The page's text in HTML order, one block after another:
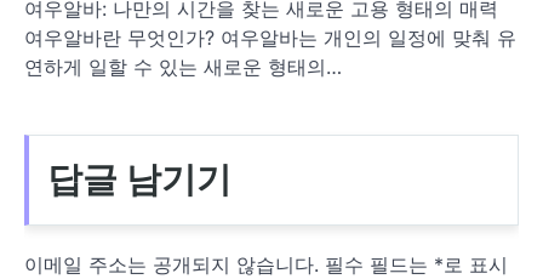
여우알바: 나만의 시간을 찾는 새로운 고용 형태의 매력
여우알바란 무엇인가? 여우알바는 개인의 일정에 맞춰 유
연하게 일할 수 있는 새로운 형태의…
답글 남기기
이메일 주소는 공개되지 않습니다. 필수 필드는 *로 표시